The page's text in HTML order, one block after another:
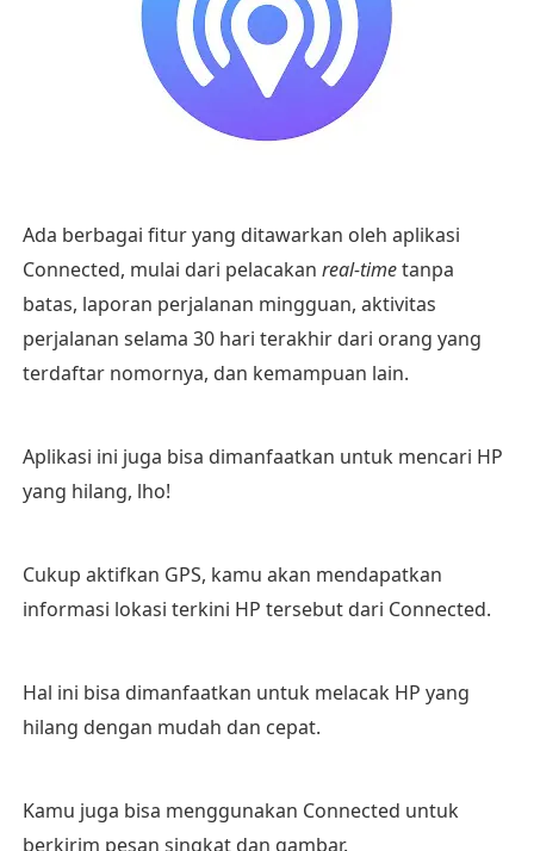
Ada berbagai fitur yang ditawarkan oleh aplikasi
Connected, mulai dari pelacakan real-timetanpa
batas, laporan perjalanan mingguan, aktivitas
perjalanan selama 30 hari terakhir dari orang yang
terdaftar nomornya, dan kemampuan lain.
Aplikasi ini juga bisa dimanfaatkan untuk mencari HP
yang hilang, lho!
Cukup aktifkan GPS, kamu akan mendapatkan
informasi lokasi terkini HP tersebut dari Connected.
Hal ini bisa dimanfaatkan untuk melacak HP yang
hilang dengan mudah dan cepat.
Kamu juga bisa menggunakan Connected untuk
berkirim pesan singkat dan gambar.